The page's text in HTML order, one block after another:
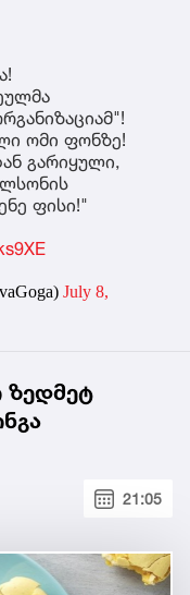
ომი ფონზე!
გარიყული,
ფისი!"
July 8,
ზედმეტ
21:05